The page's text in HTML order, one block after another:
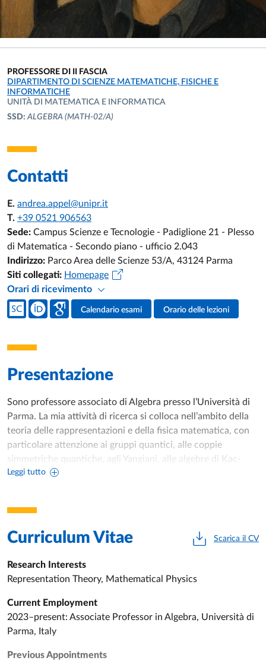
PROFESSORE DI II FASCIA
UNITÀ ORGANIZZATIVA AFFERENTE:
DIPARTIMENTO DI SCIENZE MATEMATICHE, FISICHE E
INFORMATICHE
UNITÀ DI MATEMATICA E INFORMATICA
SSD: ALGEBRA (MATH-02/A)
Contatti
E. andrea.appel@unipr.it
T. +39 0521 906563
Sede: Campus Scienze e Tecnologie - Padiglione 21 - Plesso
di Matematica - Secondo piano - ufficio 2.043
Indirizzo: Parco Area delle Scienze 53/A, 43124 Parma
Siti collegati: Homepage
Orari di ricevimento
Social del docente
Calendario esami Orario delle lezioni
Presentazione
Leggi tutto
Sono professore associato di Algebra presso l’Università di
Parma. La mia attività di ricerca si colloca nell’ambito della
teoria delle rappresentazioni e della fisica matematica, con
particolare attenzione ai gruppi quantici, alle coppie
simmetriche quantiche, agli Yangiani, alle algebre di Kac-
Moody e alle strutture correlate nei sistemi integrabili e nella
Ho conseguito il dottorato di ricerca in Matematica presso
la Northeastern University nel 2013, sotto la supervisione di
Valerio Toledano Laredo, dopo aver ottenuto la laurea
magistrale e la laurea triennale in Matematica presso la
Sapienza Università di Roma, sotto la supervisione di
Parma, ho ricoperto incarichi accademici presso la
University of Edinburgh, la University of Southern California
e la Hebrew University of Jerusalem.
I miei lavori sono apparsi su riviste di primo piano, tra cui
Curriculum Vitae Scarica il CV
Research Interests
Representation Theory, Mathematical Physics
Current Employment
2023–present: Associate Professor in Algebra, Università di
Parma, Italy
Previous Appointments